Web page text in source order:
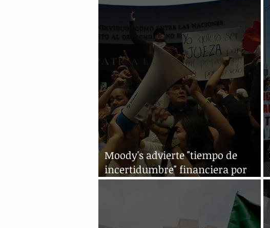
Moody's advierte "tiempo de
incertidumbre" financiera por
reforma judicial en México